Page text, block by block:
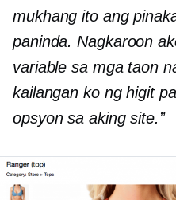
mukhang ito ang
paninda. Nagkaroon
variable sa mga taon
kailangan ko ng higit pa
opsyon sa aking site.”